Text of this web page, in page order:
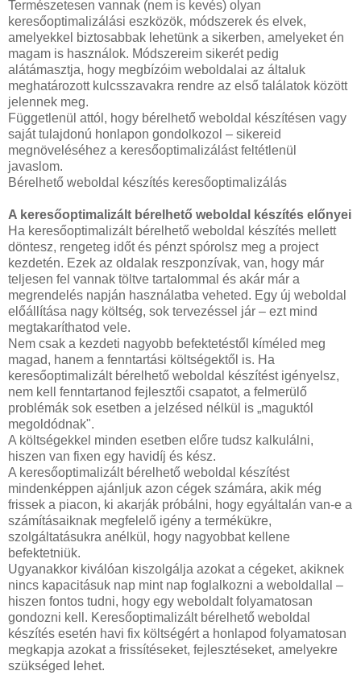
Természetesen vannak (nem is kevés) olyan
keresőoptimalizálási eszközök, módszerek és elvek,
amelyekkel biztosabbak lehetünk a sikerben, amelyeket én
magam is használok. Módszereim sikerét pedig
alátámasztja, hogy megbízóim weboldalai az általuk
meghatározott kulcsszavakra rendre az első találatok között
jelennek meg.
Függetlenül attól, hogy bérelhető weboldal készítésen vagy
saját tulajdonú honlapon gondolkozol – sikereid
megnöveléséhez a keresőoptimalizálást feltétlenül
javaslom.
Bérelhető weboldal készítés keresőoptimalizálás
A keresőoptimalizált bérelhető weboldal készítés előnyei
Ha keresőoptimalizált bérelhető weboldal készítés mellett
döntesz, rengeteg időt és pénzt spórolsz meg a project
kezdetén. Ezek az oldalak reszponzívak, van, hogy már
teljesen fel vannak töltve tartalommal és akár már a
megrendelés napján használatba veheted. Egy új weboldal
előállítása nagy költség, sok tervezéssel jár – ezt mind
megtakaríthatod vele.
Nem csak a kezdeti nagyobb befektetéstől kíméled meg
magad, hanem a fenntartási költségektől is. Ha
keresőoptimalizált bérelhető weboldal készítést igényelsz,
nem kell fenntartanod fejlesztői csapatot, a felmerülő
problémák sok esetben a jelzésed nélkül is „maguktól
megoldódnak".
A költségekkel minden esetben előre tudsz kalkulálni,
hiszen van fixen egy havidíj és kész.
A keresőoptimalizált bérelhető weboldal készítést
mindenképpen ajánljuk azon cégek számára, akik még
frissek a piacon, ki akarják próbálni, hogy egyáltalán van-e a
számításaiknak megfelelő igény a termékükre,
szolgáltatásukra anélkül, hogy nagyobbat kellene
befektetniük.
Ugyanakkor kiválóan kiszolgálja azokat a cégeket, akiknek
nincs kapacitásuk nap mint nap foglalkozni a weboldallal –
hiszen fontos tudni, hogy egy weboldalt folyamatosan
gondozni kell. Keresőoptimalizált bérelhető weboldal
készítés esetén havi fix költségért a honlapod folyamatosan
megkapja azokat a frissítéseket, fejlesztéseket, amelyekre
szükséged lehet.